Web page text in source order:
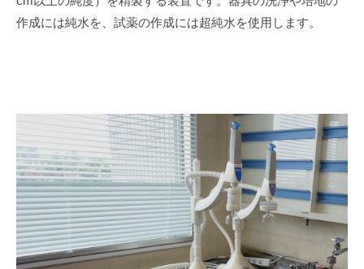
作成には純水を、試薬の作成には超純水を使用します。